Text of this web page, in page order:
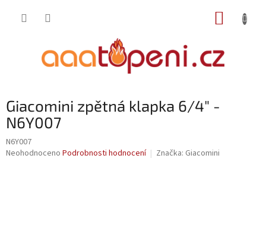
Giacomini zpětná klapka 6/4" -
N6Y007
N6Y007
Průměrné
Neohodnoceno Podrobnosti hodnocení Značka: Giacomini